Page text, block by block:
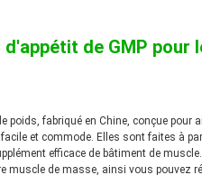
de GMP pour
poids, fabriqué en Chine, conçue pour
et commode. Elles sont faites à
efficace de bâtiment de
muscle de masse, ainsi vous pouvez